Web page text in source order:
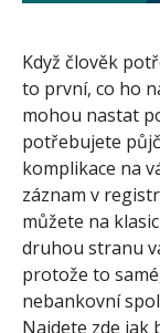
Když člověk
to první, co ho
mohou nastat
potřebujete
komplikace na
záznam v
můžete na
druhou stranu
protože to
nebankovní
Najdete zde jak